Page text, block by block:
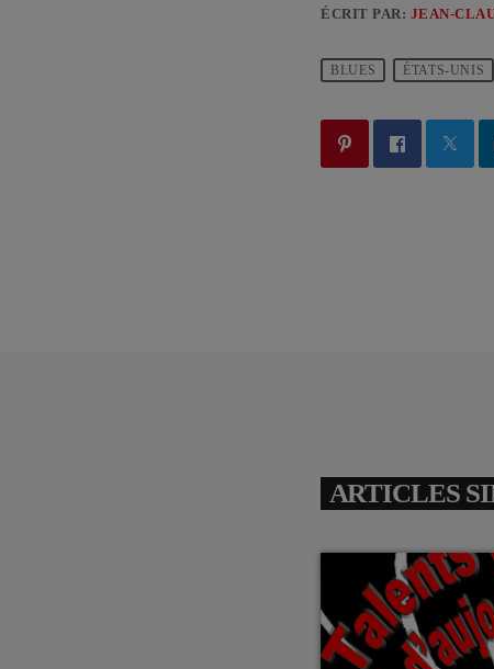
ÉCRIT PAR: JEAN-
BLUES ÉTATS-UNIS
ARTICLES